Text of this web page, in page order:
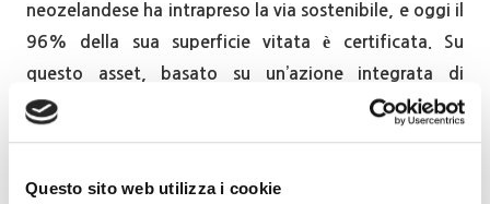
Questo sito web utilizza i cookie
neozelandese ha intrapreso la via sostenibile, e oggi il
96% della sua superficie vitata è certificata. Su
questo asset, basato su un’azione integrata di
rispetto dell’ambiente, delle persone e su un obiettivo
il mondo. La fogliolina che certifica in etichetta la